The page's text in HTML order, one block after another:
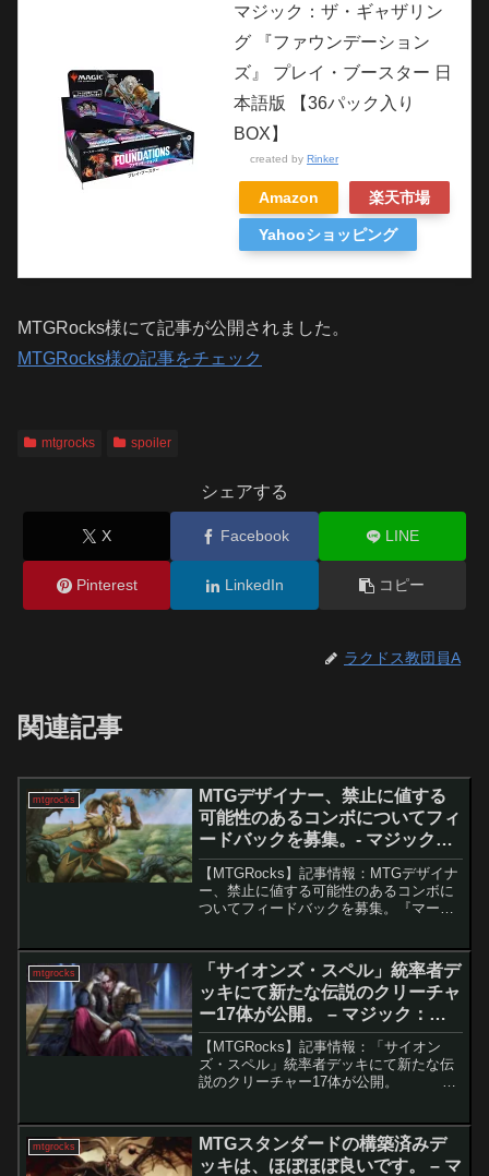
マジック：ザ・ギャザリン
グ 『ファウンデーション
ズ』 プレイ・ブースター 日
本語版 【36パック入り
BOX】
created by Rinker
Amazon 楽天市場
Yahooショッピング
MTGRocks様にて記事が公開されました。
MTGRocks様の記事をチェック
mtgrocks spoiler
シェアする
X Facebook LINE
Pinterest LinkedIn コピー
ラクドス教団員A
関連記事
mtgrocks
MTGデザイナー、禁止に値する
可能性のあるコンボについてフィ
ードバックを募集。- マジック：
ザ・ギャザリング
【MTGRocks】記事情報：MTGデザイナ
ー、禁止に値する可能性のあるコンボに
ついてフィードバックを募集。『マーベ
『マーベル スーパー・ヒーローズ』の発
売直後から、...
mtgrocks
「サイオンズ・スペル」統率者デ
ッキにて新たな伝説のクリーチャ
ー17体が公開。 – マジック：
ザ・ギャザリング
【MTGRocks】記事情報：「サイオン
ズ・スペル」統率者デッキにて新たな伝
説のクリーチャー17体が公開。 ウ
のフルリストを突如公開しました。通常
で...
mtgrocks
MTGスタンダードの構築済みデ
ッキは、ほぼほぼ良いです。 – マ